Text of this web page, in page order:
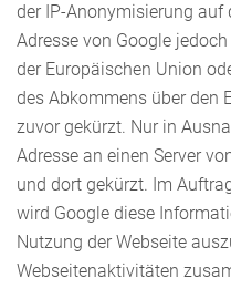
der IP-Anonymisierung auf
Adresse von Google
der Europäischen Union
des Abkommens über den
zuvor gekürzt. Nur in
Adresse an einen Server
und dort gekürzt. Im
wird Google diese
Nutzung der Webseite
Webseitenaktivitäten